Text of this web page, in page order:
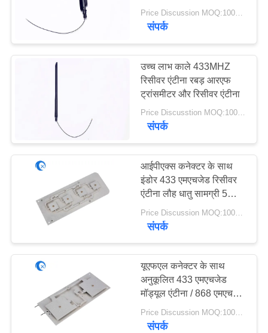
गुणवत्ता
नियंत्रण
समाचार
साइटमैप
PRIVACY
POLICY
Price Discussion MOQ:100PCS
संपर्क
उच्च लाभ काले 433MHZ
रिसीवर एंटीना रबड़ आरएफ
ट्रांसमीटर और रिसीवर एंटीना
Price Discusstion MOQ:100PCS
संपर्क
आईपीएक्स कनेक्टर के साथ
इंडोर 433 एमएचजेड रिसीवर
एंटीना लौह धातु सामग्री 5
डीबीआई लाभ
संपर्क
यूएफएल कनेक्टर के साथ
अनुकूलित 433 एमएचजेड
मॉड्यूल एंटीना / 868 एमएचजेड
इंडोर रोला एंटीना
Price Discussion MOQ:100PCS
संपर्क